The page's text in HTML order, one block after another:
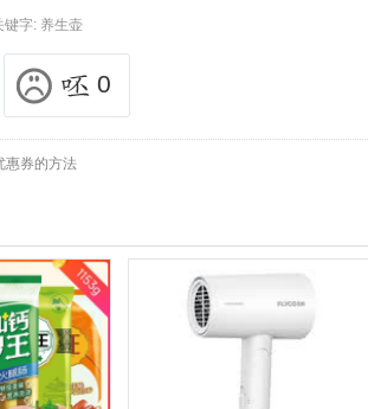
字: 养生壶
0
惠券的方法